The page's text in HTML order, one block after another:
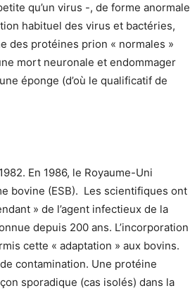
qu’un virus -, de forme anormale
habituel des virus et bactéries,
des protéines prion « normales »
mort neuronale et endommager
éponge (d’où le qualificatif de
En 1986, le Royaume-Uni
bovine (ESB). Les scientifiques ont
» de l’agent infectieux de la
depuis 200 ans. L’incorporation
cette « adaptation » aux bovins.
contamination. Une protéine
sporadique (cas isolés) dans la